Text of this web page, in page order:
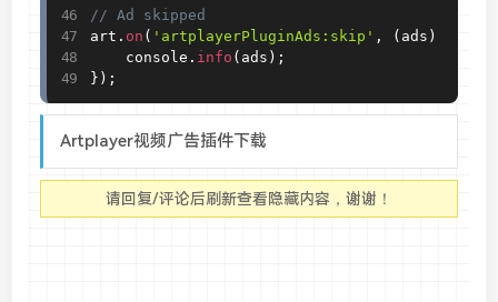
// Ad skipped
art . on ( 'artplayerPluginAds:skip' , ( ads )
    console
. info ( ads ) ;
} ) ;
Artplayer视频广告插件下载
请回复/评论后刷新查看隐藏内容，谢谢！